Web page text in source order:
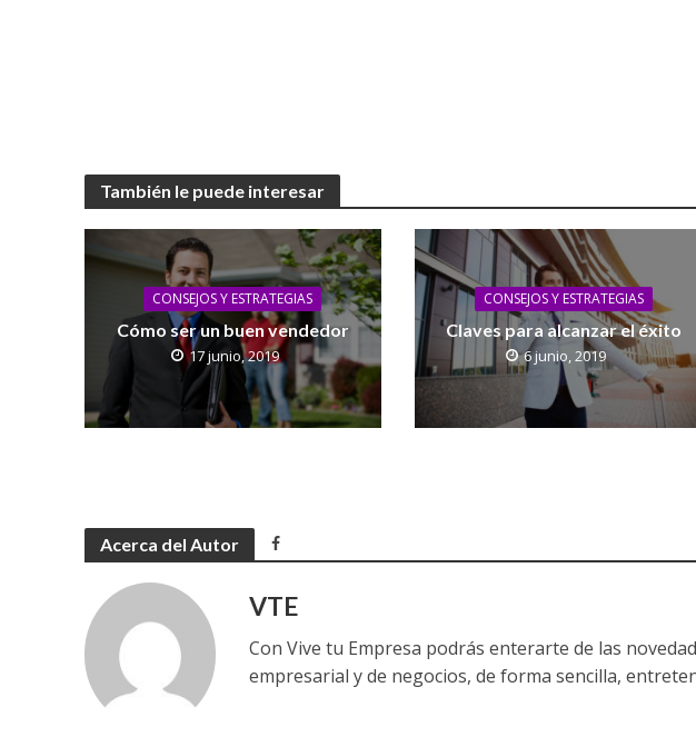
También le puede interesar
CONSEJOS Y ESTRATEGIAS
Cómo ser un buen vendedor
17 junio, 2019
CONSEJOS Y ESTRATEGIAS
Claves para alcanzar el éxito
6 junio, 2019
Acerca del Autor
VTE
Con Vive tu Empresa podrás enterarte de las
empresarial y de negocios, de forma sencilla,